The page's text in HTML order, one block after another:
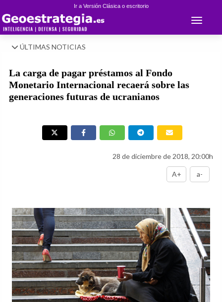
Ir a Versión Clásica o escritorio
Toggle
ÚLTIMAS NOTICIAS
La carga de pagar préstamos al Fondo
Monetario Internacional recaerá sobre las
generaciones futuras de ucranianos
28 de diciembre de 2018, 20:00h
A+ a-